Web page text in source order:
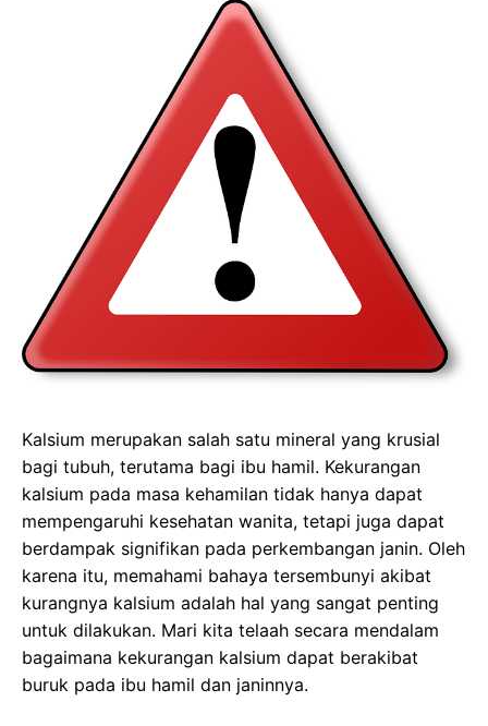
e
b
o
o
k
s
t
d
o
n
a
t
s
p
e
n
g
e
r
Kalsium merupakan salah satu mineral yang krusial
bagi tubuh, terutama bagi ibu hamil. Kekurangan
kalsium pada masa kehamilan tidak hanya dapat
mempengaruhi kesehatan wanita, tetapi juga dapat
berdampak signifikan pada perkembangan janin. Oleh
karena itu, memahami bahaya tersembunyi akibat
kurangnya kalsium adalah hal yang sangat penting
untuk dilakukan. Mari kita telaah secara mendalam
bagaimana kekurangan kalsium dapat berakibat
buruk pada ibu hamil dan janinnya.